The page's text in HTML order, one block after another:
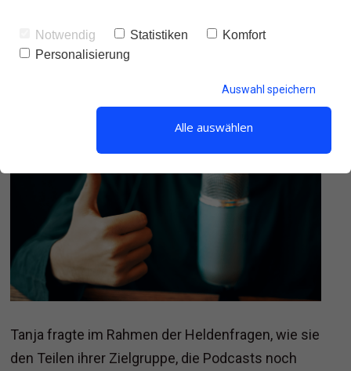
von Gordon Schönwälder 17. Juli 2018 0
Tanja fragte im Rahmen der Heldenfragen, wie sie
den Teilen ihrer Zielgruppe, die Podcasts noch
Notwendig Statistiken
Komfort
Personalisierung
Auswahl speichern
Alle auswählen